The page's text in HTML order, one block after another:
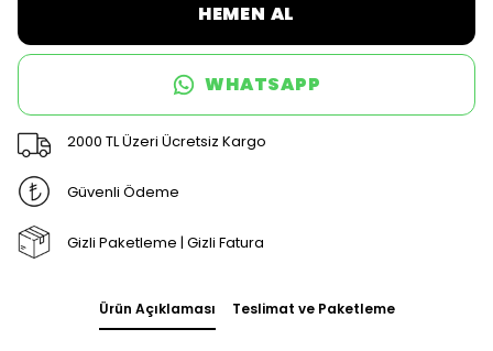
HEMEN AL
WHATSAPP
2000 TL Üzeri Ücretsiz Kargo
Güvenli Ödeme
Gizli Paketleme | Gizli Fatura
Ürün Açıklaması Teslimat ve Paketleme